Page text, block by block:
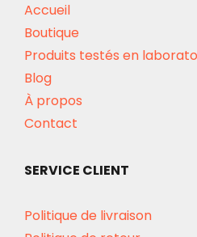
Accueil
Boutique
Produits testés en
Blog
À propos
Contact
SERVICE CLIENT
Politique de livraison